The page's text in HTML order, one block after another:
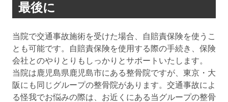
最後に
当院で交通事故施術を受けた場合、自賠責保険を使うこ
とも可能です。自賠責保険を使用する際の手続き、保険
会社とのやりとりもしっかりとサポートいたします。
当院は鹿児島県鹿児島市にある整骨院ですが、東京・大
阪にも同じグループの整骨院があります。交通事故によ
る怪我でお悩みの際は、お近くにある当グループの整骨